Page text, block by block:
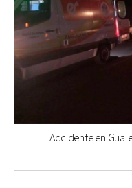
Accidente en